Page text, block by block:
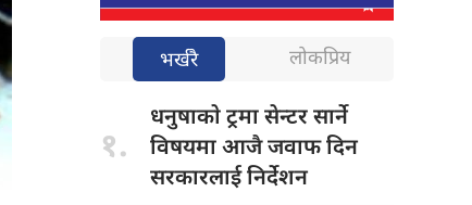
भर्खरै लोकप्रिय
१.
धनुषाकाे ट्रमासेन्टर सार्ने
विषयमा आजै जवाफ दिन
सरकारलाई निर्देशन